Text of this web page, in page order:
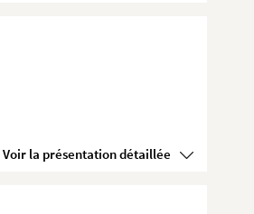
Voir la présentation détaillée